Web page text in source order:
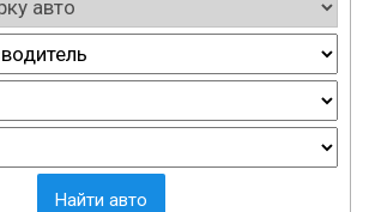
Найти авто